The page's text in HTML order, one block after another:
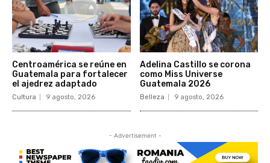
Centroamérica se reúne en
Guatemala para fortalecer
el ajedrez adaptado
Cultura 9 agosto, 2026
Adelina Castillo se corona
como Miss Universe
Guatemala 2026
Belleza 9 agosto, 2026
- Advertisement -